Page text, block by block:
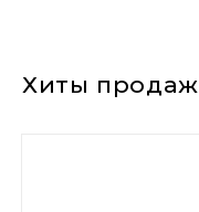
Хиты продаж